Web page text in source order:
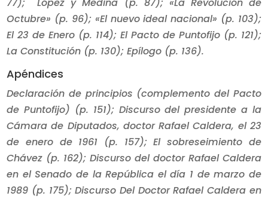
77); López y Medina (p. 87); «La Revolución de
Octubre» (p. 96); «El nuevo ideal nacional» (p. 103);
El 23 de Enero (p. 114); El Pacto de Puntofijo (p. 121);
La Constitución (p. 130); Epílogo (p. 136).
Apéndices
Declaración de principios (complemento del Pacto
de Puntofijo) (p. 151); Discurso del presidente a la
Cámara de Diputados, doctor Rafael Caldera, el 23
de enero de 1961 (p. 157); El sobreseimiento de
Chávez (p. 162); Discurso del doctor Rafael Caldera
en el Senado de la República el día 1 de marzo de
1989 (p. 175); Discurso Del Doctor Rafael Caldera en